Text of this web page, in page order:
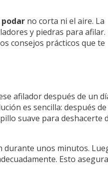
no corta ni el aire. La
y piedras para afilar.
consejos prácticos que te
afilador después de un
es sencilla: después de
suave para deshacerte
durante unos minutos.
Esto